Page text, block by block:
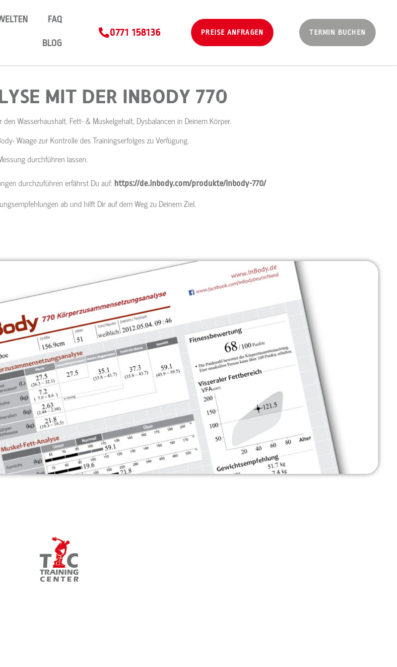
FAQ
BLOG
0771 158136 PREISE ANFRAGEN TERMIN BUCHEN
MIT DER INBODY 770
Wasserhaushalt, Fett- & Muskelgehalt, Dysbalancen in Deinem Körper.
Waage zur Kontrolle des Trainingserfolges zu Verfügung.
durchführen lassen.
durchzuführen erfährst Du auf: https://de.inbody.com/produkte/inbody-770/
ab und hilft Dir auf dem Weg zu Deinem Ziel.